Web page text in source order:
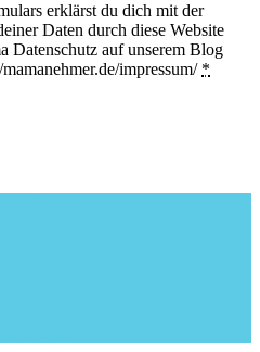
erklärst du dich mit der
Daten durch diese Website
Datenschutz auf unserem Blog
impressum/ *